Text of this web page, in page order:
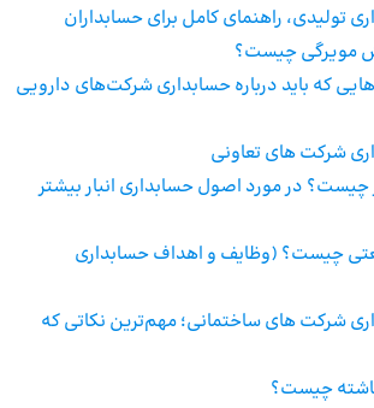
تولیدی، راهنمای کامل برای حسابداران
مویرگی چیست؟
که باید درباره حسابداری شرکت‌های دارویی
شرکت های تعاونی
چیست؟ در مورد اصول حسابداری انبار بیشتر
چیست؟ (وظایف و اهداف حسابداری
شرکت های ساختمانی؛ مهم‌ترین نکاتی که
چیست؟